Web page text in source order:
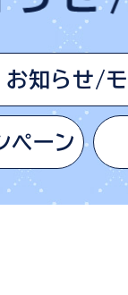
お知らせ/
ペーン